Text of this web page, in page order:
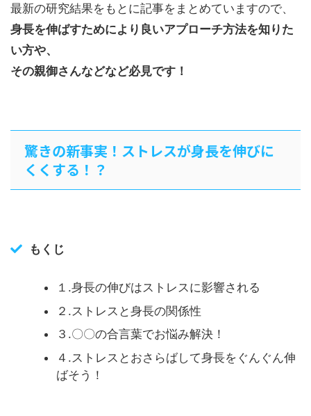
最新の研究結果をもとに記事をまとめていますので、
身長を伸ばすためにより良いアプローチ方法を知りた
い方や、
その親御さんなどなど必見です！
驚きの新事実！ストレスが身長を伸びに
くくする！？
もくじ
１.身長の伸びはストレスに影響される
２.ストレスと身長の関係性
３.〇〇の合言葉でお悩み解決！
４.ストレスとおさらばして身長をぐんぐん伸
ばそう！